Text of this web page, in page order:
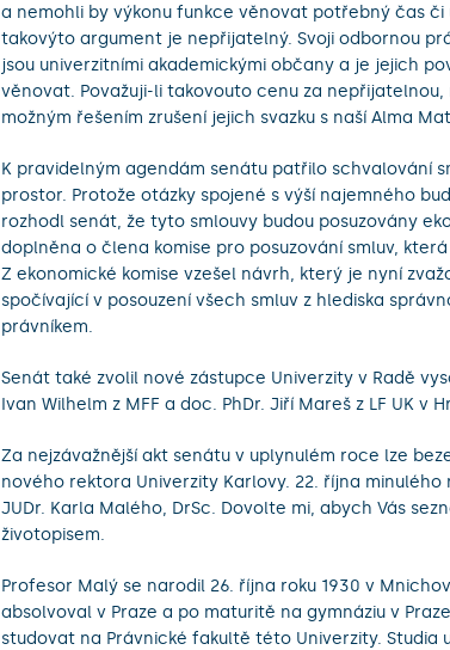
a nemohli by výkonu funkce věnovat potřebný čas či
takovýto argument je nepřijatelný. Svoji odbornou
jsou univerzitními akademickými občany a je jejich
věnovat. Považuji-li takovouto cenu za nepřijatelnou,
možným řešením zrušení jejich svazku s naší Alma
K pravidelným agendám senátu patřilo schvalování
prostor. Protože otázky spojené s výší najemného
rozhodl senát, že tyto smlouvy budou posuzovány
doplněna o člena komise pro posuzování smluv,
Z ekonomické komise vzešel návrh, který je nyní
spočívající v posouzení všech smluv z hlediska
právníkem.
Senát také zvolil nové zástupce Univerzity v Radě
Ivan Wilhelm z MFF a doc. PhDr. Jiří Mareš z LF UK v
Za nejzávažnější akt senátu v uplynulém roce lze
nového rektora Univerzity Karlovy. 22. října minulého
JUDr. Karla Malého, DrSc. Dovolte mi, abych Vás
životopisem.
Profesor Malý se narodil 26. října roku 1930 v
absolvoval v Praze a po maturitě na gymnáziu v
studovat na Právnické fakultě této Univerzity. Studia